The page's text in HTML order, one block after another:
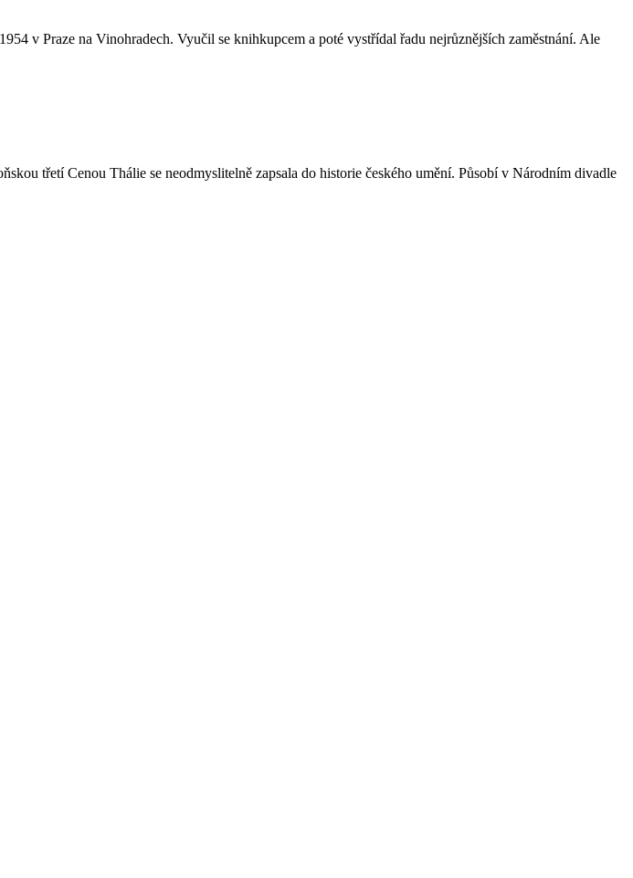
v Praze na Vinohradech. Vyučil se knihkupcem a poté vystřídal řadu nejrůznějších zaměstnání. Ale
třetí Cenou Thálie se neodmyslitelně zapsala do historie českého umění. Působí v Národním divadle